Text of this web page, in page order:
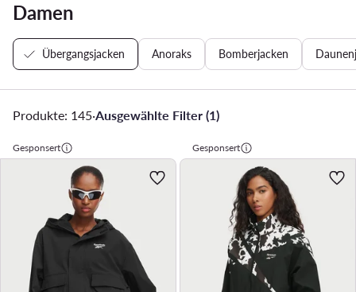
Damen
Übergangsjacken Anoraks Bomberjacken
Produkte: 145·Ausgewählte Filter (1)
Gesponsert Gesponsert